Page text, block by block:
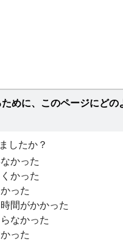
めに、このページにど
したか？
かった
かった
った
間がかかった
なかった
った